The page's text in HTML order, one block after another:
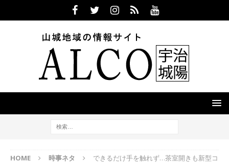
HOME 時事ネタ
できるだけ手を触れず…茶室開きも新型コ